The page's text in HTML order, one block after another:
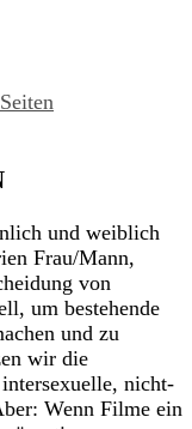
und weiblich
Frau/Mann,
von
um bestehende
und zu
wir die
nicht-
Wenn Filme ein